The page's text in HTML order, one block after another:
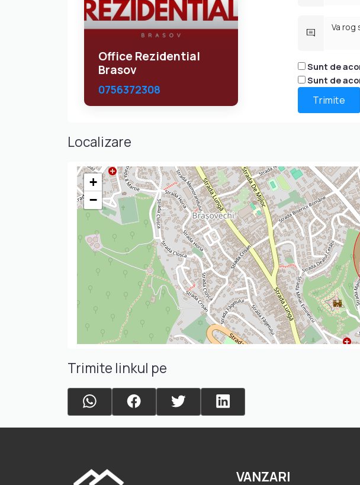
Office Rezidential
Brasov
0756372308
Sunt de
Sunt de
Localizare
+
−
Trimite linkul pe
VANZARI